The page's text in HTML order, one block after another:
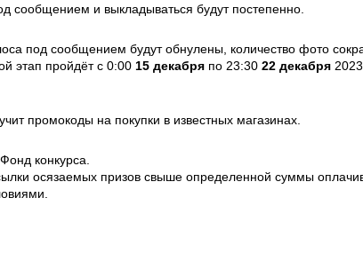
сообщением и выкладываться будут постепенно.
под сообщением будут обнулены, количество фото
этап пройдёт с 0:00 15 декабря по 23:30 22 декабря 2023
промокоды на покупки в известных магазинах.
конкурса.
осязаемых призов свыше определенной суммы